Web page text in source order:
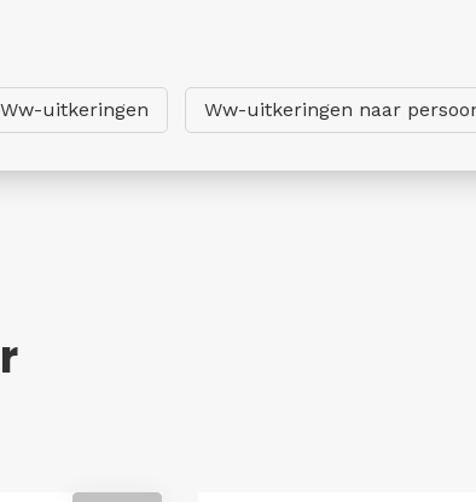
Ww-uitkeringen Ww-uitkeringen naar